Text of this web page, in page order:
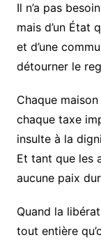
Il n’a pas
mais d’un État
et d’une
détourner le
Chaque
chaque taxe
insulte à la
Et tant que les
aucune paix
Quand la
tout entière